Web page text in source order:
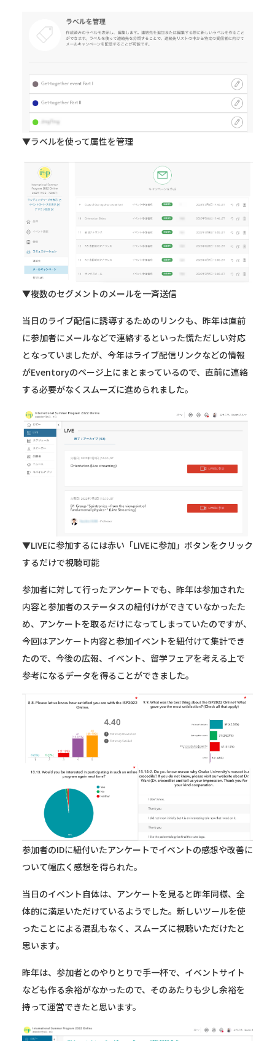
▼ラベルを使って属性を管理
▼複数のセグメントのメールを一斉送信
当日のライブ配信に誘導するためのリンクも、昨年は直前
に参加者にメールなどで連絡するといった慌ただしい対応
となっていましたが、今年はライブ配信リンクなどの情報
がEventoryのページ上にまとまっているので、直前に連絡
する必要がなくスムーズに進められました。
▼LIVEに参加するには赤い「LIVEに参加」ボタンをクリック
するだけで視聴可能
参加者に対して行ったアンケートでも、昨年は参加された
内容と参加者のステータスの紐付けができていなかったた
め、アンケートを取るだけになってしまっていたのですが、
今回はアンケート内容と参加イベントを紐付けて集計でき
たので、今後の広報、イベント、留学フェアを考える上で
参考になるデータを得ることができました。
参加者のIDに紐付いたアンケートでイベントの感想や改善に
ついて幅広く感想を得られた。
当日のイベント自体は、アンケートを見ると昨年同様、全
体的に満足いただけているようでした。新しいツールを使
ったことによる混乱もなく、スムーズに視聴いただけたと
思います。
昨年は、参加者とのやりとりで手一杯で、イベントサイト
なども作る余裕がなかったので、そのあたりも少し余裕を
持って運営できたと思います。